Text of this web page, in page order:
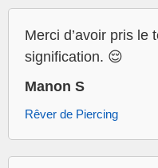
Merci d’avoir pris le
signification. 😌
Manon S
Rêver de Piercing